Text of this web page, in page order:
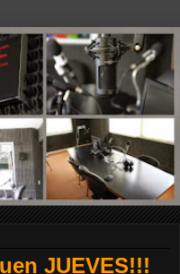
JUEVES!!!